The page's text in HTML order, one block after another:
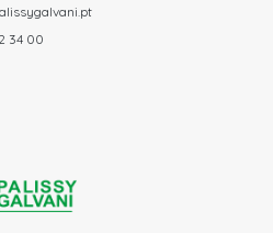
34 00